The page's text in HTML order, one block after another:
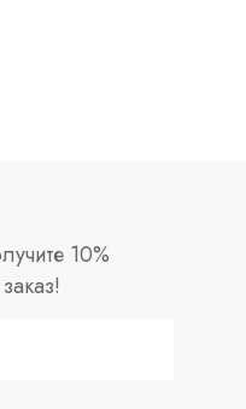
10%